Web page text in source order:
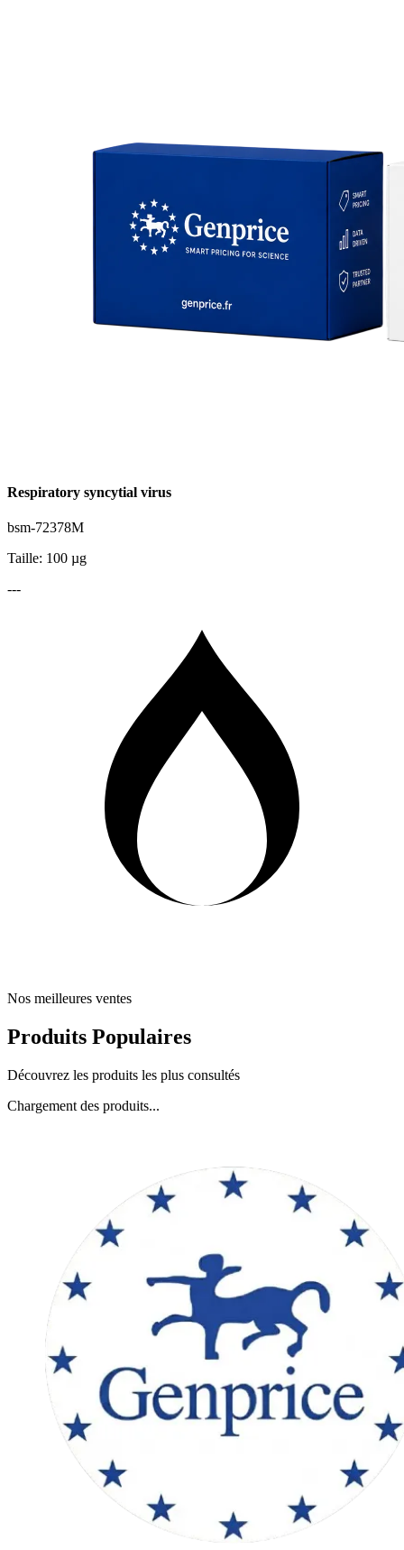
Respiratory syncytial virus
bsm-72378M
Taille: 100 µg
---
Nos meilleures ventes
Produits Populaires
Découvrez les produits les plus consultés
Chargement des produits...